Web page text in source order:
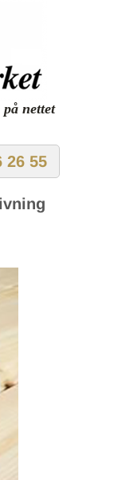
nettet
26 55